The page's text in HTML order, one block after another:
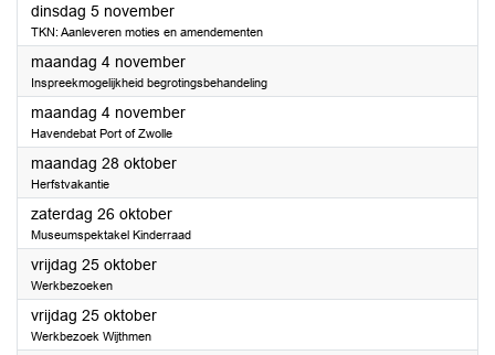
dinsdag 5 november2024
TKN: Aanleveren moties en amendementen
maandag 4 november2024
Inspreekmogelijkheid begrotingsbehandeling
maandag 4 november2024
Havendebat Port of Zwolle
maandag 28 oktober2024
Herfstvakantie
zaterdag 26 oktober2024
Museumspektakel Kinderraad
vrijdag 25 oktober2024
Werkbezoeken
vrijdag 25 oktober2024
Werkbezoek Wijthmen